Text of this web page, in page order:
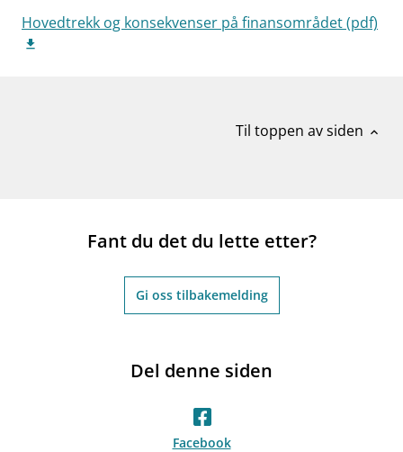
Hovedtrekk og konsekvenser på finansområdet (pdf)
Til toppen av siden expand_less
Fant du det du lette etter?
Gi oss tilbakemelding
Del denne siden
Facebook